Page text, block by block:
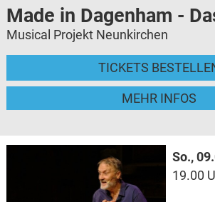
Made in Dagenham -
Musical Projekt Neunkirchen
TICKETS
MEHR INFOS
So.,
19.00